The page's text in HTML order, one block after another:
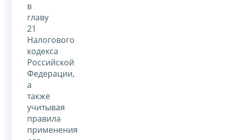
в
главу
21
Налогового
кодекса
Российской
Федерации,
а
также
учитывая
правила
применения